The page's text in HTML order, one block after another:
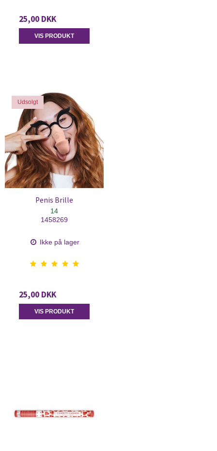
25,00 DKK
VIS PRODUKT
Udsolgt
Penis Brille
14
1458269
Ikke på lager
25,00 DKK
VIS PRODUKT